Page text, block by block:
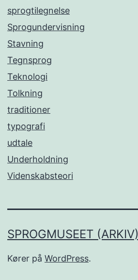
sprogtilegnelse
Sprogundervisning
Stavning
Tegnsprog
Teknologi
Tolkning
traditioner
typografi
udtale
Underholdning
Videnskabsteori
SPROGMUSEET (ARKIV)
Kører på WordPress.